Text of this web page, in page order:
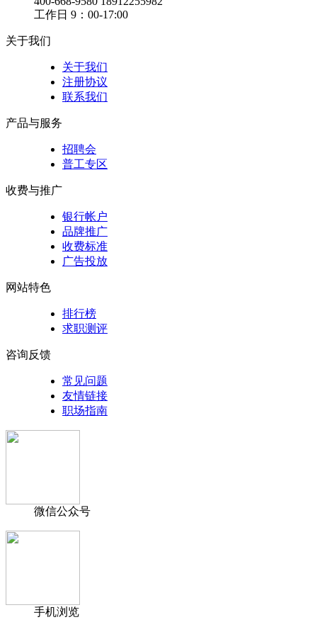
工作日 9：00-17:00
关于我们
关于我们
注册协议
联系我们
产品与服务
招聘会
普工专区
收费与推广
银行帐户
品牌推广
收费标准
广告投放
网站特色
排行榜
求职测评
咨询反馈
常见问题
友情链接
职场指南
微信公众号
手机浏览